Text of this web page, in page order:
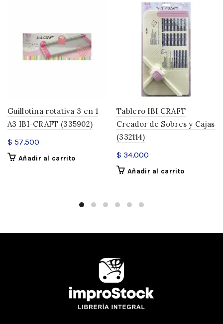
Guillotina rotativa 3 en 1
A3 IBI-CRAFT (335902)
$ 57.500
Añadir al carrito
Tablero IBI CRAFT
Creador de Sobres y Cajas
(332114)
$ 34.000
Añadir al carrito